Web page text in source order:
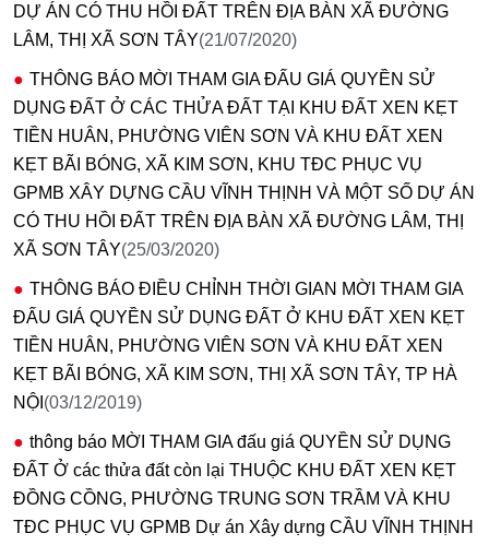
DỰ ÁN CÓ THU HỒI ĐẤT TRÊN ĐỊA BÀN XÃ ĐƯỜNG
LÂM, THỊ XÃ SƠN TÂY(21/07/2020)
THÔNG BÁO MỜI THAM GIA ĐẤU GIÁ QUYỀN SỬ
DỤNG ĐẤT Ở CÁC THỬA ĐẤT TẠI KHU ĐẤT XEN KẸT
TIỀN HUÂN, PHƯỜNG VIÊN SƠN VÀ KHU ĐẤT XEN
KẸT BÃI BÓNG, XÃ KIM SƠN, KHU TĐC PHỤC VỤ
GPMB XÂY DỰNG CẦU VĨNH THỊNH VÀ MỘT SỐ DỰ ÁN
CÓ THU HỒI ĐẤT TRÊN ĐỊA BÀN XÃ ĐƯỜNG LÂM, THỊ
XÃ SƠN TÂY(25/03/2020)
THÔNG BÁO ĐIỀU CHỈNH THỜI GIAN MỜI THAM GIA
ĐẤU GIÁ QUYỀN SỬ DỤNG ĐẤT Ở KHU ĐẤT XEN KẸT
TIỀN HUÂN, PHƯỜNG VIÊN SƠN VÀ KHU ĐẤT XEN
KẸT BÃI BÓNG, XÃ KIM SƠN, THỊ XÃ SƠN TÂY, TP HÀ
NỘI (03/12/2019)
thông báo MỜI THAM GIA đấu giá QUYỀN SỬ DỤNG
ĐẤT Ở các thửa đất còn lại THUỘC KHU ĐẤT XEN KẸT
ĐỒNG CỒNG, PHƯỜNG TRUNG SƠN TRẦM VÀ KHU
TĐC PHỤC VỤ GPMB Dự án Xây dựng CẦU VĨNH THỊNH